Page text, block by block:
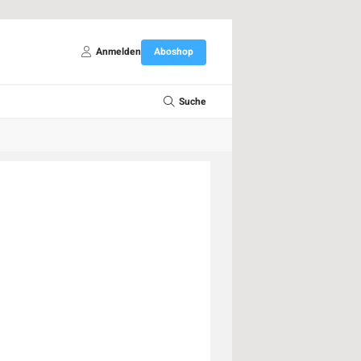
Anmelden Aboshop
Suche